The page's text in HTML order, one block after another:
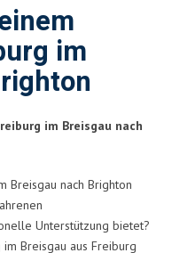
im
im Breisgau nach
Breisgau nach Brighton
Unterstützung bietet?
Breisgau aus Freiburg